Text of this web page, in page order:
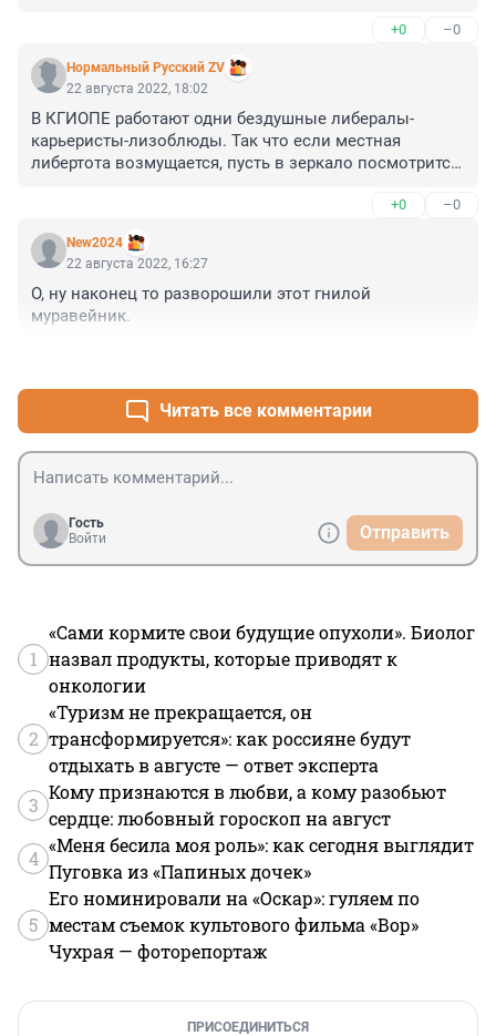
чиновников и застройщиков. Огромное количество
судебных административных исков градозащитников
к КГИОП рассматривается в судах все последние
годы. Вот на них и следовало бы обратить более
пристальное внимание следователям СК.
+0 –0
Нормальный Русский ZV
22 августа 2022, 18:02
В КГИОПЕ работают одни бездушные либералы-
карьеристы-лизоблюды. Так что если местная
либертота возмущается, пусть в зеркало посмотрится.
+0 –0
New2024
22 августа 2022, 16:27
О, ну наконец то разворошили этот гнилой
муравейник.
Читать все комментарии
Гость
Войти
Отправить
1
«Сами кормите свои будущие опухоли». Биолог
назвал продукты, которые приводят к
онкологии
2
«Туризм не прекращается, он
трансформируется»: как россияне будут
отдыхать в августе — ответ эксперта
3
Кому признаются в любви, а кому разобьют
сердце: любовный гороскоп на август
4
«Меня бесила моя роль»: как сегодня выглядит
Пуговка из «Папиных дочек»
5
Его номинировали на «Оскар»: гуляем по
местам съемок культового фильма «Вор»
Чухрая — фоторепортаж
ПРИСОЕДИНИТЬСЯ